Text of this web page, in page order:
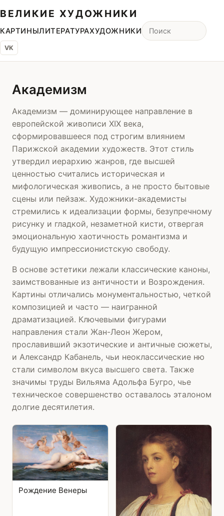
ВЕЛИКИЕ ХУДОЖНИКИ
КАРТИНЫЛИТЕРАТУРАХУДОЖНИКИ
VK
Академизм
Академизм — доминирующее направление в
европейской живописи XIX века,
сформировавшееся под строгим влиянием
Парижской академии художеств. Этот стиль
утвердил иерархию жанров, где высшей
ценностью считались историческая и
мифологическая живопись, а не просто бытовые
сцены или пейзаж. Художники-академисты
стремились к идеализации формы, безупречному
рисунку и гладкой, незаметной кисти, отвергая
эмоциональную хаотичность романтизма и
будущую импрессионистскую свободу.
В основе эстетики лежали классические каноны,
заимствованные из античности и Возрождения.
Картины отличались монументальностью, четкой
композицией и часто — наигранной
драматизацией. Ключевыми фигурами
направления стали Жан-Леон Жером,
прославивший экзотические и античные сюжеты,
и Александр Кабанель, чьи неоклассические ню
стали символом вкуса высшего света. Также
значимы труды Вильяма Адольфа Бугро, чье
техническое совершенство оставалось эталоном
долгие десятилетия.
Рождение Венеры